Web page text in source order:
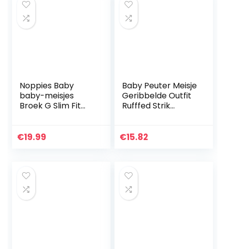
Noppies Baby
baby-meisjes
Broek G Slim Fit
€19.99
Baby Peuter Meisje
Geribbelde Outfit
Rufffed Strik
€15.82